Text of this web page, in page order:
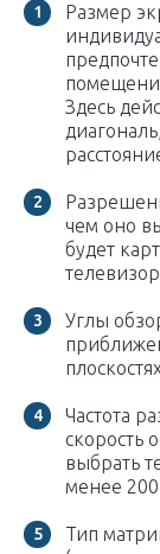
Размер
Здесь
чем оно
будет
Углы
Частота
скорость
выбрать
менее
Тип